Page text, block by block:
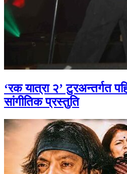
‘रक यात्रा २’ टुरअन्तर्गत
सांगीतिक प्रस्तुति